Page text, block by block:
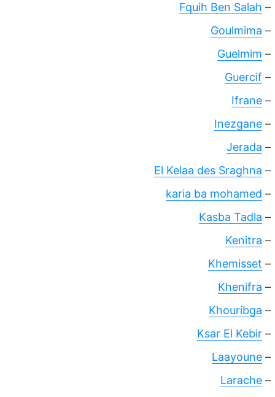
–
Fquih Ben Salah
–
Goulmima
–
Guelmim
–
Guercif
–
Ifrane
–
Inezgane
–
Jerada
–
El Kelaa des Sraghna
–
karia ba mohamed
–
Kasba Tadla
–
Kenitra
–
Khemisset
–
Khenifra
–
Khouribga
–
Ksar El Kebir
–
Laayoune
–
Larache